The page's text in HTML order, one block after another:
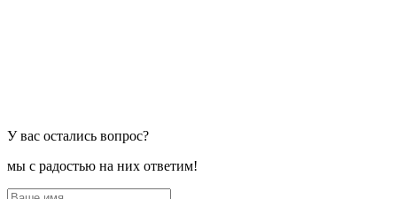
У вас остались вопрос?
мы с радостью на них ответим!